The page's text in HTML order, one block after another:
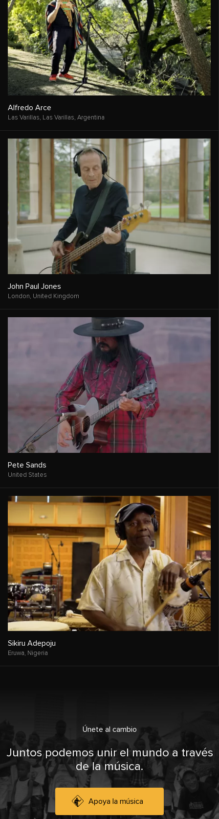
Alfredo Arce
Las Varillas, Las Varillas, Argentina
John Paul Jones
London, United Kingdom
Pete Sands
United States
Sikiru Adepoju
Eruwa, Nigeria
Únete al cambio
Juntos podemos unir el mundo a través
de la música.
Apoya la música